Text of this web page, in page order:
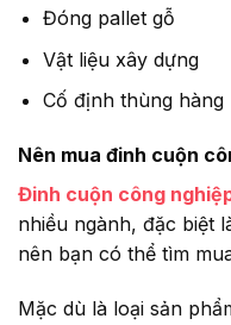
Đóng pallet gỗ
Vật liệu xây dựng
Cố định thùng hàng
Nên mua đinh cuộn
Đinh cuộn công
nhiều ngành, đặc biệt
nên bạn có thể tìm
Mặc dù là loại sản